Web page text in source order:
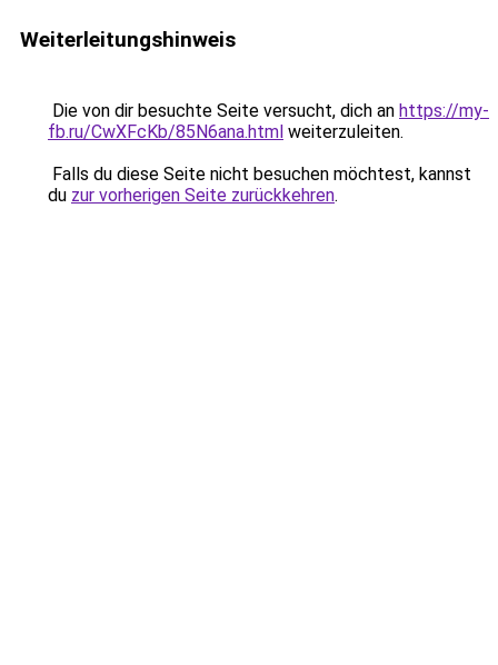
Weiterleitungshinweis
Die von dir besuchte Seite versucht, dich an https://my-
fb.ru/CwXFcKb/85N6ana.html weiterzuleiten.
Falls du diese Seite nicht besuchen möchtest, kannst
du zur vorherigen Seite zurückkehren.